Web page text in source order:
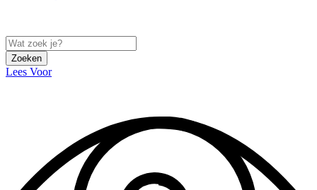
Zoeken
Lees Voor